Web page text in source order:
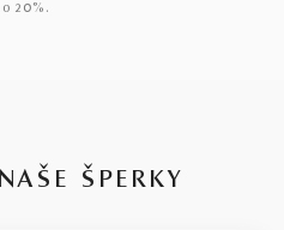
20%.
ŠPERKY